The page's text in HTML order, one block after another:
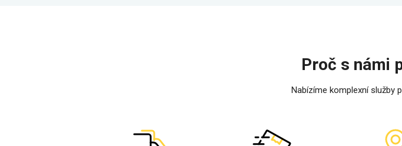
Proč s námi
Nabízíme komplexní služby